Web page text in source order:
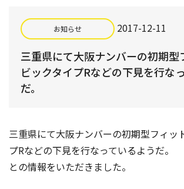
お知らせ 2017-12-11
三重県にて大阪ナンバーの初期型
ビックタイプRなどの下見を行な
だ。
三重県にて大阪ナンバーの初期型フィッ
プRなどの下見を行なっているようだ。
との情報をいただきました。